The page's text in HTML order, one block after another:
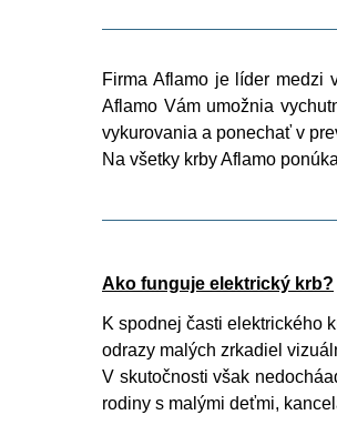
Firma Aflamo je líder medzi
Aflamo Vám umožnia
vykurovania a ponechať v
Na všetky krby Aflamo
Ako funguje elektrický krb?
K spodnej časti elektrického
odrazy malých zrkadiel
V skutočnosti však
rodiny s malými deťmi,